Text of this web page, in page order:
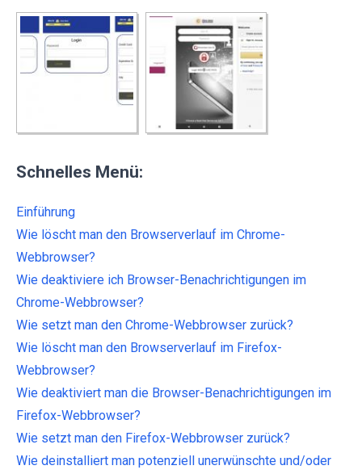
Schnelles Menü:
Einführung
Wie löscht man den Browserverlauf im Chrome-
Webbrowser?
Wie deaktiviere ich Browser-Benachrichtigungen im
Chrome-Webbrowser?
Wie setzt man den Chrome-Webbrowser zurück?
Wie löscht man den Browserverlauf im Firefox-
Webbrowser?
Wie deaktiviert man die Browser-Benachrichtigungen im
Firefox-Webbrowser?
Wie setzt man den Firefox-Webbrowser zurück?
Wie deinstalliert man potenziell unerwünschte und/oder